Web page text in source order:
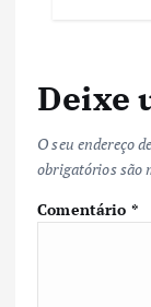
Deixe
O seu endereço
obrigatórios são
Comentário *